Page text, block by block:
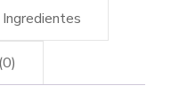
Ingredientes